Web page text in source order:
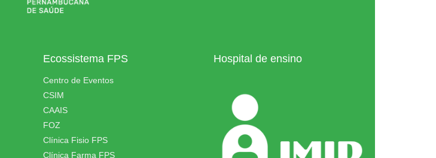
Ecossistema FPS
Centro de Eventos
CSIM
CAAIS
FOZ
Clínica Fisio FPS
Clínica Farma FPS
Hospital de ensino